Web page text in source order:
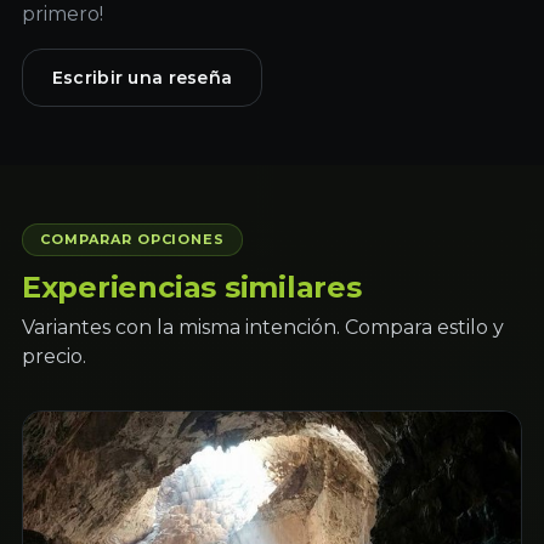
primero!
Escribir una reseña
COMPARAR OPCIONES
Experiencias similares
Variantes con la misma intención. Compara estilo y
precio.